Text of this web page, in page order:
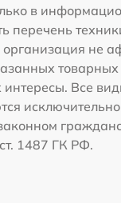
в
перечень
не
товарных
интересы. Все
1487 ГК РФ.